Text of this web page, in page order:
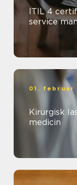
ITIL 4
service
01. februar
Kirurgisk
medicin